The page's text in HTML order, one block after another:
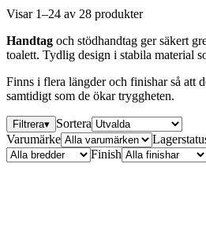
Visar 1–24 av 28 produkter
Handtag och stödhandtag ger säkert
toalett. Tydlig design i stabila material
Finns i flera längder och finishar så att
samtidigt som de ökar tryggheten.
Filtrera▾ Sortera
Varumärke
Finish